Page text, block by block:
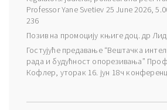
Professor Yane Svetiev 25 June 2026,
236
Позив на промоцију књиге доц. др
Гостујуће предавање “Вештачка
рада и будућност опорезивања”
Кофлер, уторак 16. јун 18ч